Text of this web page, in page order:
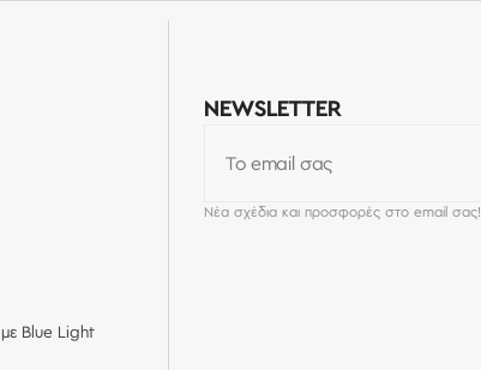
Blue Light
NEWSLETTER
Το email σας
Νέα σχέδια και προσφορές στο email σας!